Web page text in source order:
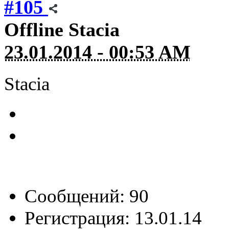
#105
Offline Stacia
23.01.2014 - 00:53 AM
Stacia
Сообщений: 90
Регистрация: 13.01.14